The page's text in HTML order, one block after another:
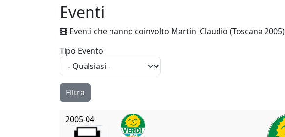
Eventi
Eventi che hanno coinvolto Martini Claudio (Toscana 2005)
Tipo Evento
2005-04